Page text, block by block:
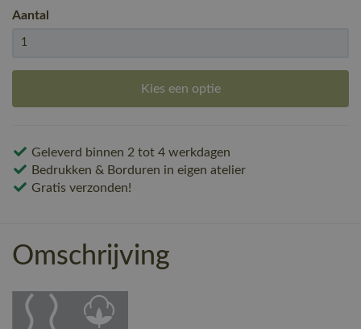
Aantal
Kies een optie
Geleverd binnen 2 tot 4 werkdagen
Bedrukken & Borduren in eigen atelier
Gratis verzonden!
Omschrijving